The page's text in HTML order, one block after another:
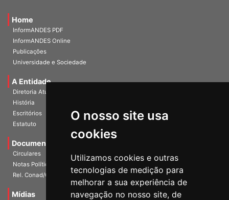
O nosso site usa
cookies
Utilizamos cookies e outras
tecnologias de medição para
melhorar a sua experiência de
navegação no nosso site, de
Home
InformANDES PDF
InformANDES Online
Publicações
Universidade e Sociedade
A Entidade
Diretoria Atual
História
Escritórios
Estatuto
Documentos
Circulares
Notas Políticas
Rel. Conad/Congresso
Mídias